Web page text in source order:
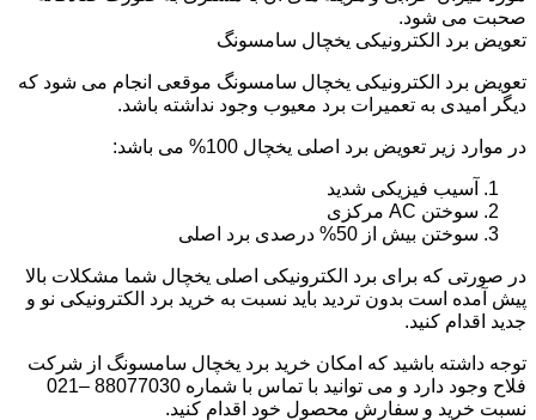
صحبت می شود.
تعویض برد الکترونیکی یخچال سامسونگ
تعویض برد الکترونیکی یخچال سامسونگ موقعی انجام می شود که
دیگر امیدی به تعمیرات برد معیوب وجود نداشته باشد.
در موارد زیر تعویض برد اصلی یخچال 100% می باشد:
آسیب فیزیکی شدید
سوختن AC مرکزی
سوختن بیش از 50% درصدی برد اصلی
در صورتی که برای برد الکترونیکی اصلی یخچال شما مشکلات بالا
پیش آمده است بدون تردید باید نسبت به خرید برد الکترونیکی نو و
جدید اقدام کنید.
توجه داشته باشید که امکان خرید برد یخچال سامسونگ از شرکت
فلاح وجود دارد و می توانید با تماس با شماره 88077030 –021
نسبت خرید و سفارش محصول خود اقدام کنید.